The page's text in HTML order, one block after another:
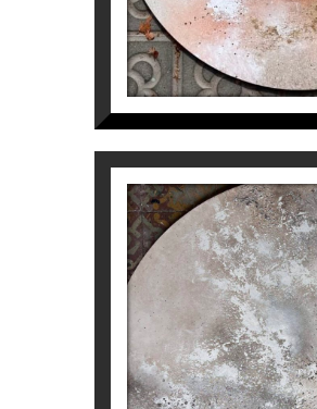
Desde la pura
exclusivas y
Más allá de la
mundo de felicidad,
Para más información
I DREAM OF
AND
Inés Valls